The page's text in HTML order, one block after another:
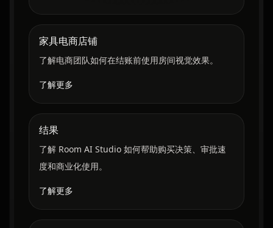
家具电商店铺
了解电商团队如何在结账前使用房间视觉效果。
了解更多
结果
了解 Room AI Studio 如何帮助购买决策、审批速
度和商业化使用。
了解更多